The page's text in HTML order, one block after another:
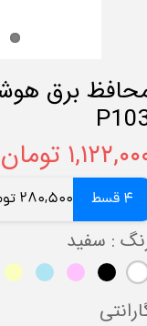
برق
تومان
4 قسط 280,500 تومانی
: سفید